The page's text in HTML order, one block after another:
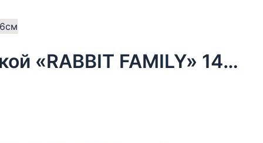
Блюдо сервировочное с крышкой «RABBIT FAMILY» 14х14х16см